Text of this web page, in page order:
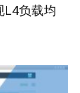
L4负载均